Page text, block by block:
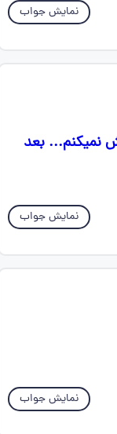
نمایش جواب
نمیکنم... بعد
نمایش جواب
نمایش جواب